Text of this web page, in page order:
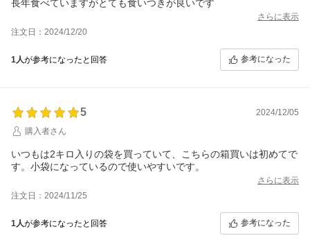
長年食べていますがとても食いつきが良いです
さらに表示
注文日：2024/12/20
1人が参考になったと回答 参考になった
5
2024/12/05
購入者さん
いつもは2キロ入りの袋を買っていて、こちらの箱買いは初めてで
す。小袋になっているので使いやすいです。
さらに表示
注文日：2024/11/25
1人が参考になったと回答 参考になった